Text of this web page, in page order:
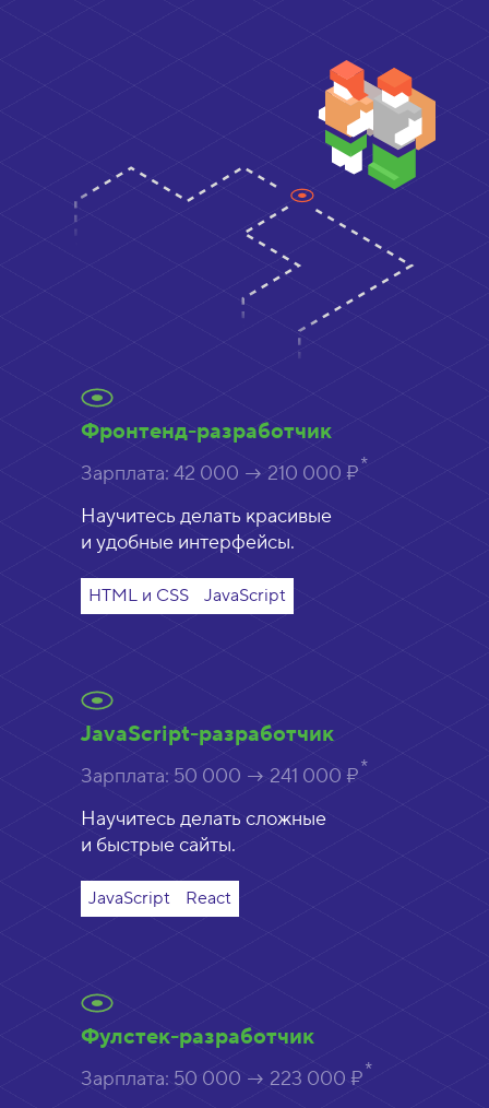
Фронтенд-разработчик
Зарплата: 42 000 → 210 000 ₽
Научитесь делать красивые
и удобные интерфейсы.
HTML и CSS JavaScript
JavaScript-разработчик
Зарплата: 50 000 → 241 000 ₽
Научитесь делать сложные
и быстрые сайты.
JavaScript React
Фулстек-разработчик
Зарплата: 50 000 → 223 000 ₽